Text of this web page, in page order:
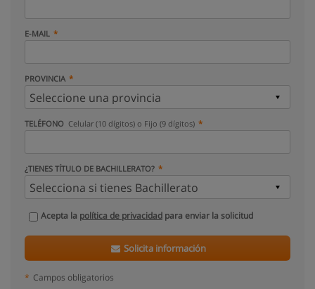
E-MAIL
PROVINCIA
TELÉFONO Celular (10 dígitos) o Fijo (9 dígitos)
¿TIENES TÍTULO DE BACHILLERATO?
Acepta la política de privacidad para enviar la solicitud
Solicita información
* Campos obligatorios